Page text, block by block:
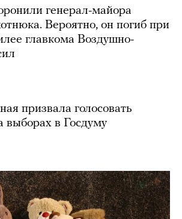
генерал-майора
Вероятно, он погиб при
главкома Воздушно-
призвала голосовать
выборах в Госдуму